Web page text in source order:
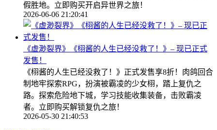
假胜地。立即购买开启异世界之旅！
2026-06-06 21:20:41
《虚渺裂界》《栩酱的人生已经没救了！》– 现已正式
发售！
《栩酱的人生已经没救了！》正式发售享8折！肉鸽回合
制地牢探索RPG，扮演被霸凌的少女栩，踏上复仇之
路。探索危险地下城，学习技能收集装备，击败霸凌
者。立即购买解锁复仇之旅！
2026-05-30 21:40:53